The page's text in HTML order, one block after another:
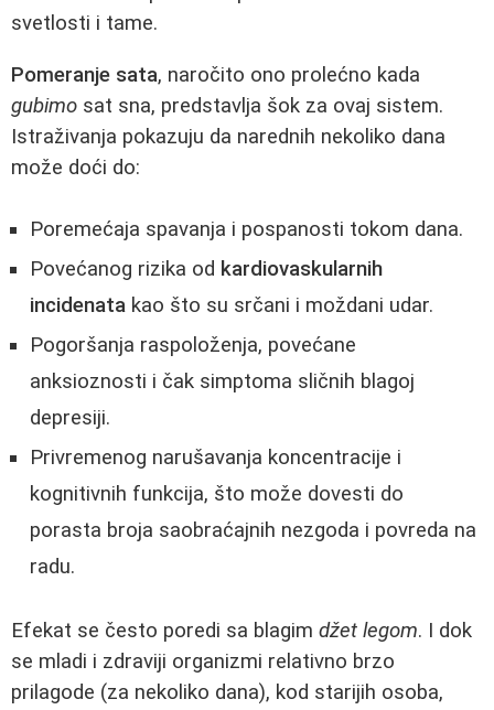
svetlosti i tame.
Pomeranje sata, naročito ono prolećno kada
gubimo sat sna, predstavlja šok za ovaj sistem.
Istraživanja pokazuju da narednih nekoliko dana
može doći do:
Poremećaja spavanja i pospanosti tokom dana.
Povećanog rizika od kardiovaskularnih
incidenata kao što su srčani i moždani udar.
Pogoršanja raspoloženja, povećane
anksioznosti i čak simptoma sličnih blagoj
depresiji.
Privremenog narušavanja koncentracije i
kognitivnih funkcija, što može dovesti do
porasta broja saobraćajnih nezgoda i povreda na
radu.
Efekat se često poredi sa blagim džet legom. I dok
se mladi i zdraviji organizmi relativno brzo
prilagode (za nekoliko dana), kod starijih osoba,